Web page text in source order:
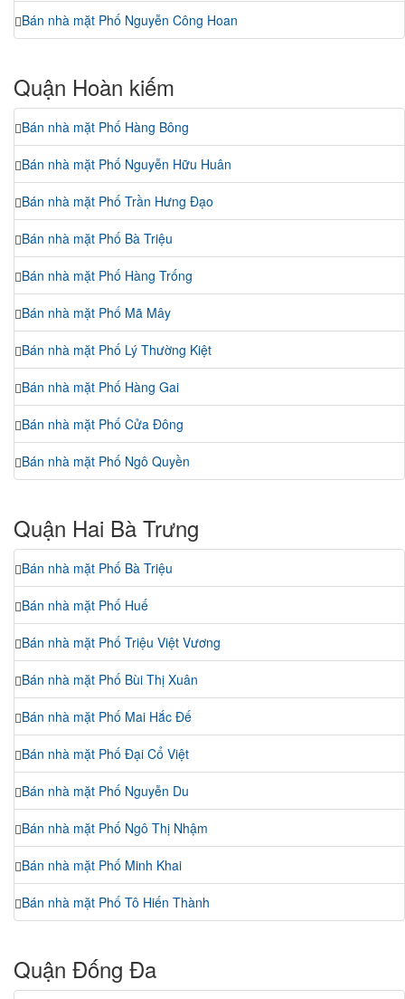
Bán nhà mặt Phố Nguyễn Công Hoan
Quận Hoàn kiếm
Bán nhà mặt Phố Hàng Bông
Bán nhà mặt Phố Nguyễn Hữu Huân
Bán nhà mặt Phố Trần Hưng Đạo
Bán nhà mặt Phố Bà Triệu
Bán nhà mặt Phố Hàng Trống
Bán nhà mặt Phố Mã Mây
Bán nhà mặt Phố Lý Thường Kiệt
Bán nhà mặt Phố Hàng Gai
Bán nhà mặt Phố Cửa Đông
Bán nhà mặt Phố Ngô Quyền
Quận Hai Bà Trưng
Bán nhà mặt Phố Bà Triệu
Bán nhà mặt Phố Huế
Bán nhà mặt Phố Triệu Việt Vương
Bán nhà mặt Phố Bùi Thị Xuân
Bán nhà mặt Phố Mai Hắc Đế
Bán nhà mặt Phố Đại Cổ Việt
Bán nhà mặt Phố Nguyễn Du
Bán nhà mặt Phố Ngô Thị Nhậm
Bán nhà mặt Phố Minh Khai
Bán nhà mặt Phố Tô Hiến Thành
Quận Đống Đa